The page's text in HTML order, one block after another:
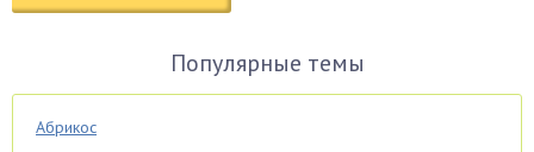
Популярные темы
Абрикос